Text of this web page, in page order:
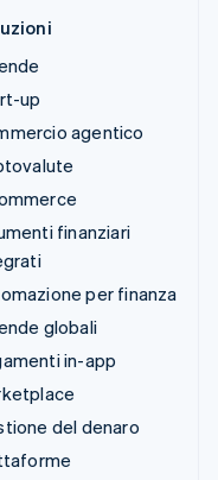
up
agentico
finanziari
per finanza
globali
in-app
del denaro